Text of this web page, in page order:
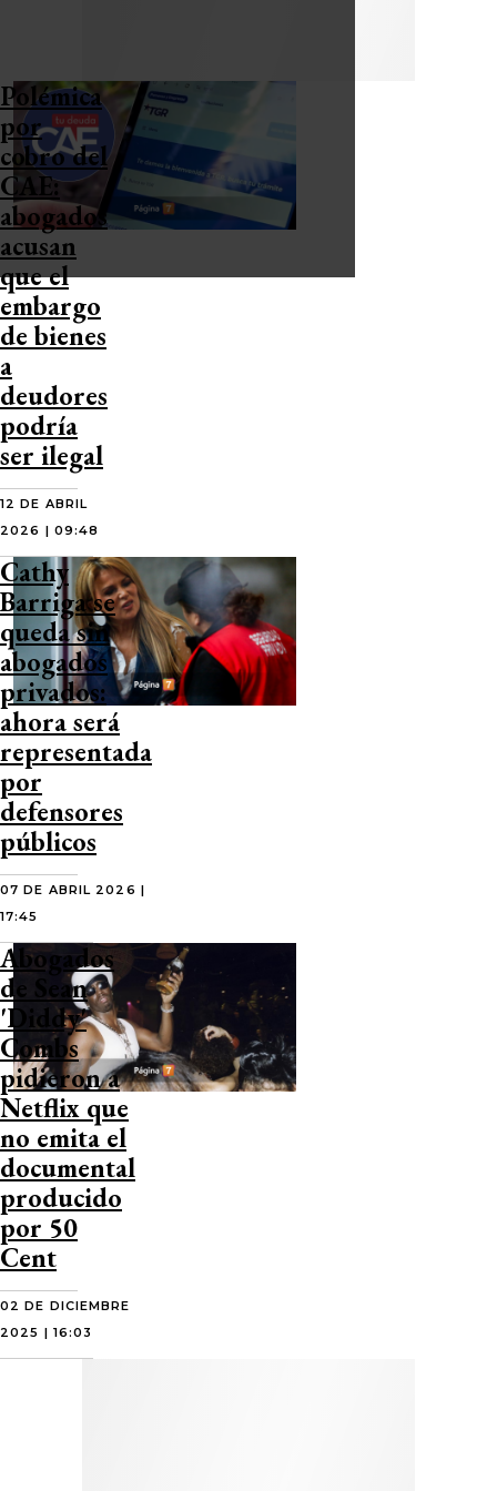
Polémica
por
cobro del
CAE:
abogados
acusan
que el
embargo
de bienes
a
deudores
podría
ser ilegal
12 DE ABRIL
2026 | 09:48
Cathy
Barriga se
queda sin
abogados
privados:
ahora será
representada
por
defensores
públicos
07 DE ABRIL 2026 |
17:45
Abogados
de Sean
'Diddy'
Combs
pidieron a
Netflix que
no emita el
documental
producido
por 50
Cent
02 DE DICIEMBRE
2025 | 16:03